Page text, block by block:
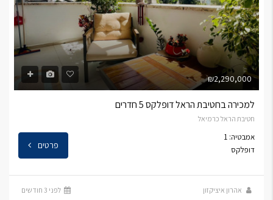
₪2,290,000
למכירה בחטיבת הראל דופלקס 5 חדרים
חטיבת הראל כרמיאל
אמבטיה: 1
דופלקס
פרטים
אהרון איציקזון לפני 3 חודשים